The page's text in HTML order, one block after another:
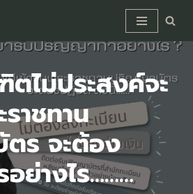
ไม่ประสงค์จะ
ราชทาน
ร จะต้อง
อย่างไร………